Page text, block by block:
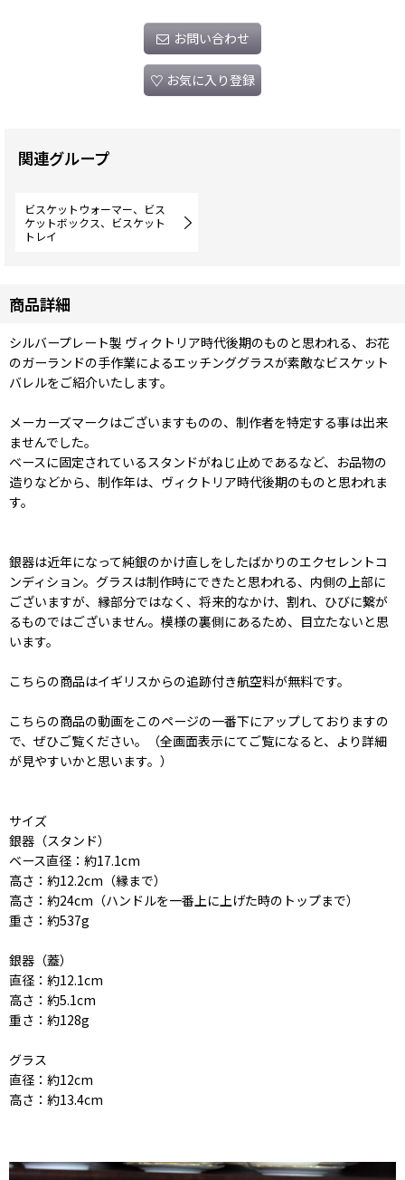
お問い合わせ
お気に入り登録
関連グループ
ビスケットウォーマー、ビス
ケットボックス、ビスケット
トレイ
商品詳細
シルバープレート製 ヴィクトリア時代後期のものと思われる、お花
のガーランドの手作業によるエッチンググラスが素敵なビスケット
バレルをご紹介いたします。
メーカーズマークはございますものの、制作者を特定する事は出来
ませんでした。
ベースに固定されているスタンドがねじ止めであるなど、お品物の
造りなどから、制作年は、ヴィクトリア時代後期のものと思われま
す。
銀器は近年になって純銀のかけ直しをしたばかりのエクセレントコ
ンディション。グラスは制作時にできたと思われる、内側の上部に
ございますが、縁部分ではなく、将来的なかけ、割れ、ひびに繋が
るものではございません。模様の裏側にあるため、目立たないと思
います。
こちらの商品はイギリスからの追跡付き航空料が無料です。
こちらの商品の動画をこのページの一番下にアップしておりますの
で、ぜひご覧ください。（全画面表示にてご覧になると、より詳細
が見やすいかと思います。）
サイズ
銀器（スタンド）
ベース直径：約17.1cm
高さ：約12.2cm（縁まで）
高さ：約24cm（ハンドルを一番上に上げた時のトップまで）
重さ：約537g
銀器（蓋）
直径：約12.1cm
高さ：約5.1cm
重さ：約128g
グラス
直径：約12cm
高さ：約13.4cm